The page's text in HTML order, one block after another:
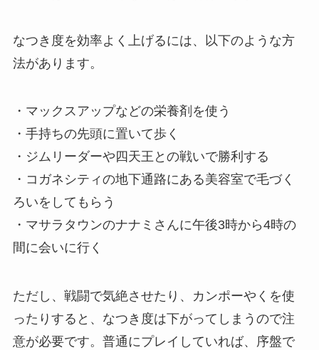
なつき度を効率よく上げるには、以下のような方
法があります。
・マックスアップなどの栄養剤を使う
・手持ちの先頭に置いて歩く
・ジムリーダーや四天王との戦いで勝利する
・コガネシティの地下通路にある美容室で毛づく
ろいをしてもらう
・マサラタウンのナナミさんに午後3時から4時の
間に会いに行く
ただし、戦闘で気絶させたり、カンポーやくを使
ったりすると、なつき度は下がってしまうので注
意が必要です。普通にプレイしていれば、序盤で